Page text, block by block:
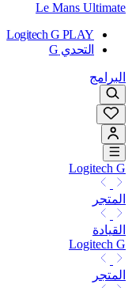
Le Mans Ultimate
Logitech G PLAY
التحدي G
البرامج
Logitech G
المتجر
القيادة
Logitech G
المتجر